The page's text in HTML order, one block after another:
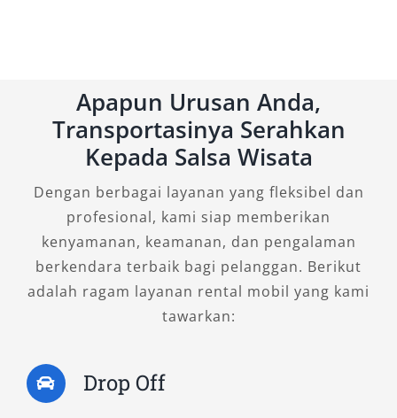
efisiensi dan kenyamanan berkendara dalam
satu paket.
1. Fortuner 2.4 G 4×2 A/T
Tipe ini merupakan pilihan ekonomis dengan
fitur lengkap. Ditenagai mesin diesel 2.393 cc,
mobil ini menawarkan efisiensi bahan bakar
tinggi dan torsi besar. Interiornya luas dengan
desain modern yang menunjang kenyamanan
untuk perjalanan keluarga, antar jemput
bandara, atau aktivitas bisnis harian di kota.
Apapun Urusan Anda,
Transportasinya Serahkan
Kepada Salsa Wisata
Dengan berbagai layanan yang fleksibel dan
profesional, kami siap memberikan
kenyamanan, keamanan, dan pengalaman
berkendara terbaik bagi pelanggan. Berikut
adalah ragam layanan rental mobil yang kami
tawarkan:
Drop Off